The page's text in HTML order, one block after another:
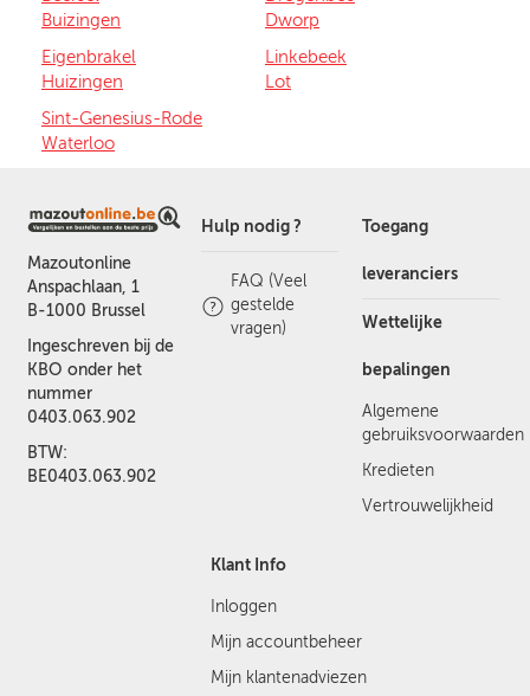
Buizingen
Dworp
Eigenbrakel
Huizingen
Linkebeek
Lot
Sint-Genesius-Rode
Waterloo
Mazoutonline
Anspachlaan, 1
B-1000 Brussel
Ingeschreven bij de
KBO onder het
nummer
0403.063.902
BTW:
BE0403.063.902
Hulp nodig ?
FAQ (Veel
gestelde
vragen)
Toegang
leveranciers
Wettelijke
bepalingen
Algemene
gebruiksvoorwaarden
Kredieten
Vertrouwelijkheid
Klant Info
Inloggen
Mijn accountbeheer
Mijn klantenadviezen